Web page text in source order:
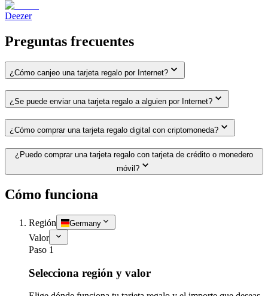
Deezer
Preguntas frecuentes
¿Cómo canjeo una tarjeta regalo por Internet?
¿Se puede enviar una tarjeta regalo a alguien por Internet?
¿Cómo comprar una tarjeta regalo digital con criptomoneda?
¿Puedo comprar una tarjeta regalo con tarjeta de crédito o monedero
móvil?
Cómo funciona
Región Germany
Valor
Paso 1
Selecciona región y valor